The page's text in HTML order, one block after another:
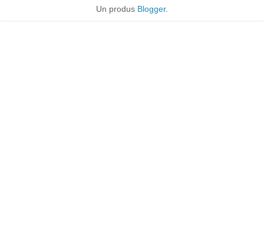
Un produs Blogger.